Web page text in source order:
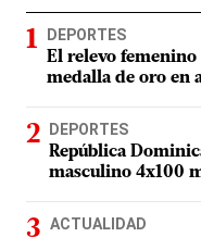
DEPORTES
El relevo femenino
medalla de oro en
DEPORTES
República
masculino 4x100
ACTUALIDAD